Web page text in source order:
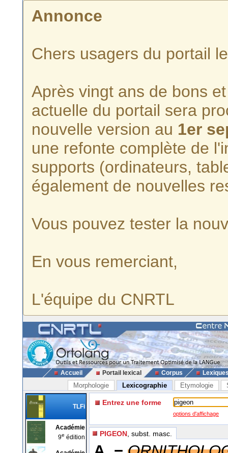
Annonce
Chers usagers du portail
Après vingt ans de bons
actuelle du portail sera
nouvelle version au 1er
une refonte complète de
supports (ordinateurs,
également de nouvelles
Vous pouvez tester la
En vous remerciant,
L'équipe du CNRTL
Accueil Portail lexical Corpus
Morphologie Lexicographie Etymologie
TLFi
Académie
9e édition
Entrez une forme
options d'affichage
PIGEON , subst. masc.